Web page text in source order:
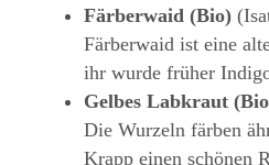
Färberwaid (Bio)
Färberwaid ist eine
ihr wurde früher
Gelbes Labkraut
Die Wurzeln färben
Krapp einen schönen